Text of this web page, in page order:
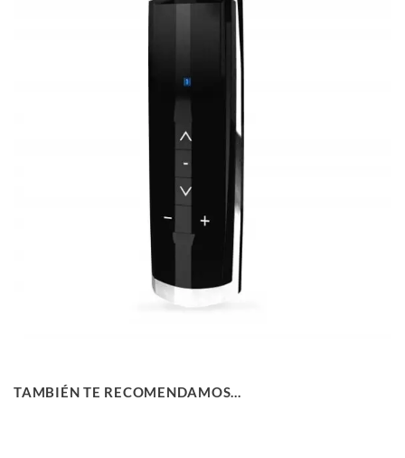
TAMBIÉN TE RECOMENDAMOS…